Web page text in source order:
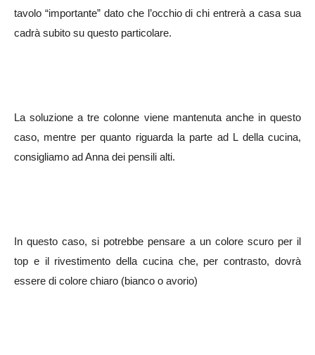
tavolo “importante” dato che l’occhio di chi entrerà a casa sua
cadrà subito su questo particolare.
La soluzione a tre colonne viene mantenuta anche in questo
caso, mentre per quanto riguarda la parte ad L della cucina,
consigliamo ad Anna dei pensili alti.
In questo caso, si potrebbe pensare a un colore scuro per il
top e il rivestimento della cucina che, per contrasto, dovrà
essere di colore chiaro (bianco o avorio)